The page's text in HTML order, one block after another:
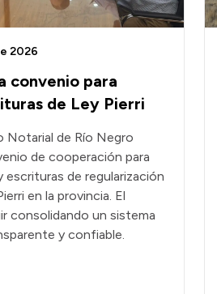
convenio para
de Ley Pierri
2026
Notarial de Río Negro
de cooperación para
escrituras de regularización
en la provincia. El
consolidando un sistema
y confiable.